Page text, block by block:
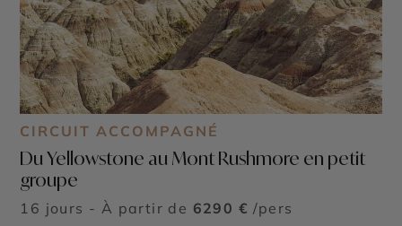
CIRCUIT ACCOMPAGNÉ
Du Yellowstone au Mont Rushmore en petit
groupe
16 jours - À partir de 6290 € /pers